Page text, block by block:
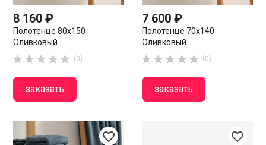
8 160 ₽
Полотенце 80х150
Оливковый...
     (0)
заказать
7 600 ₽
Полотенце 70х140
Оливковый...
     (0)
заказать
favorite_border favorite_border